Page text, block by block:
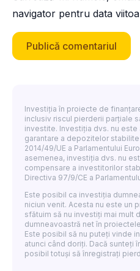
navigator pentru data
Investiția în proiecte de
inclusiv riscul pierderii parțiale
investite. Investiția dvs. nu
garantare a depozitelor
2014/49/UE a Parlamentului
asemenea, investiția dvs. nu
compensare a investitorilor
Directiva 97/9/CE a
Este posibil ca investiția
niciun venit. Acesta nu este un
sfătuim să nu investiți mai mult
dumneavoastră net în
Este posibil să nu puteți vinde
atunci când doriți. Dacă sunteți
posibil totuși să înregistrați